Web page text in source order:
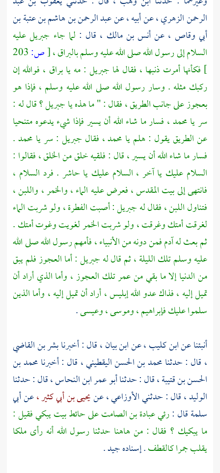
الرحمن الزهري ،عن أبيه ، عنعبد الرحمن بن هاشم بن عتبة بن
أبي وقاص ، عنأنس بن مالك ، قال : لما جاء جبريلعليه
السلام إلى رسول الله صلى الله عليه وسلم بالبراق ،[ص:203
] فكأنها أمرت ذنبها ، فقال لها جبريل : مه يا براق ، فوالله إن
ركبك مثله . وسار رسول الله صلى الله عليه وسلم ، فإذا هو
بعجوز على جانب الطريق ، فقال : " ما هذه ياجبريل؟ قال له :
سر يامحمد ، فسار ما شاء الله أن يسير فإذا شيء يدعوه متنحيا
عن الطريق يقول : هلم يا محمد ، فقال جبريل : سر يا محمد.
فسار ما شاء الله أن يسير ، قال : فلقيه خلق من الخلق ، فقالوا :
السلام عليك يا آخر ، السلام عليك يا حاشر . فرد السلام ،
فانتهى إلىبيت المقدس ،فعرض عليه الماء ، والخمر ، واللبن ،
فتناول اللبن ، فقال لهجبريل: أصبت الفطرة ، ولو شربت الماء
لغرقت أمتك وغرقت ، ولو شربت الخمر لغويت وغوت أمتك .
ثم بعث لهآدمفمن دونه من الأنبياء ، فأمهم رسول الله صلى الله
عليه وسلم تلك الليلة ، ثم قال لهجبريل: أما العجوز فلم يبق
من الدنيا إلا ما بقي من عمر تلك العجوز ، وأما الذي أراد أن
تميل إليه ، فذاك عدو الله إبليس ، أراد أن تميل إليه ، وأما الذين
سلموا عليكفإبراهيم ،وموسى ،وعيسى.
أنبئنا عنابن كليب ،عنابن بيان ،قال : أخبرنابشر بن القاضي
، قال : حدثنامحمد بن الحسن اليقطيني ، قال : أخبرنامحمد بن
الحسن بن قتيبة ،قال : حدثناأبو عمر ابن النحاس ،قال : حدثنا
الوليد ،قال : حدثنيالأوزاعي ،عنيحيى بن أبي كثير ،عنأبي
سلمةقال :رئيعبادة بن الصامتعلى حائط بيت يبكي فقيل :
ما يبكيك ؟ فقال : من هاهنا حدثنا رسول الله أنه رأى ملكا
يقلب جمرا كالقطف. إسناده جيد .